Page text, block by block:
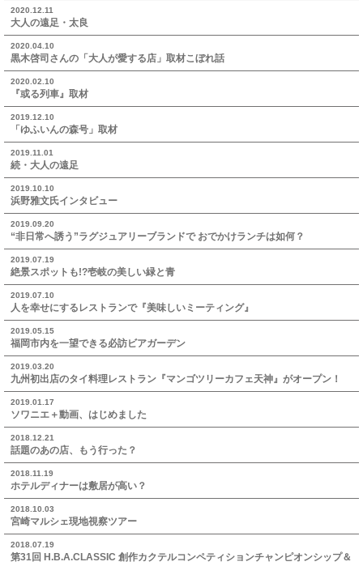
2020.12.11
大人の遠足・太良
2020.04.10
黒木啓司さんの「大人が愛する店」取材こぼれ話
2020.02.10
『或る列車』取材
2019.12.10
「ゆふいんの森号」取材
2019.11.01
続・大人の遠足
2019.10.10
浜野雅文氏インタビュー
2019.09.20
“非日常へ誘う”ラグジュアリーブランドで おでかけランチは如何？
2019.07.19
絶景スポットも!?壱岐の美しい緑と青
2019.07.10
人を幸せにするレストランで『美味しいミーティング』
2019.05.15
福岡市内を一望できる必訪ビアガーデン
2019.03.20
九州初出店のタイ料理レストラン『マンゴツリーカフェ天神』がオープン！
2019.01.17
ソワニエ＋動画、はじめました
2018.12.21
話題のあの店、もう行った？
2018.11.19
ホテルディナーは敷居が高い？
2018.10.03
宮崎マルシェ現地視察ツアー
2018.07.19
第31回 H.B.A.CLASSIC 創作カクテルコンペティションチャンピオンシップ＆